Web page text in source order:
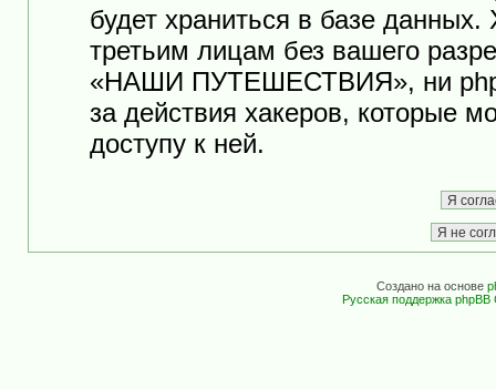
будет храниться в базе
третьим лицам без вашего
«НАШИ ПУТЕШЕСТВИЯ», ни
за действия хакеров, которые
доступу к ней.
Создано на основе
Русская поддержка phpBB